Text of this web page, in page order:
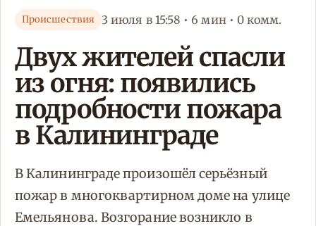
Происшествия 3 июля в 15:58 • 6 мин • 0 комм.
Двух жителей спасли
из огня: появились
подробности пожара
в Калининграде
В Калининграде произошёл серьёзный
пожар в многоквартирном доме на улице
Емельянова. Возгорание возникло в